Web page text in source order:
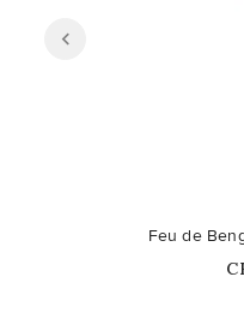
Ce produit
Feu de